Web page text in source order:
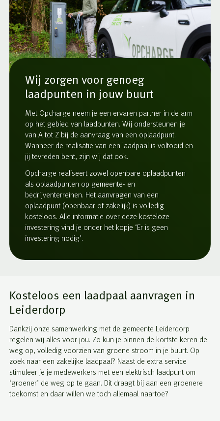
Wij zorgen voor genoeg
laadpunten in jouw buurt
Met Opcharge neem je een ervaren partner in de arm
op het gebied van laadpunten. Wij ondersteunen je
van A tot Z bij de aanvraag van een oplaadpunt.
Wanneer de realisatie van een laadpaal is voltooid en
jij tevreden bent, zijn wij dat ook.
Opcharge realiseert zowel openbare oplaadpunten
als oplaadpunten op gemeente- en
bedrijventerreinen. Het aanvragen van een
oplaadpunt (openbaar of zakelijk) is volledig
kosteloos. Alle informatie over deze kosteloze
investering vind je onder het kopje ‘Er is geen
investering nodig’.
Kosteloos een laadpaal aanvragen in
Leiderdorp
Dankzij onze samenwerking met de gemeente Leiderdorp
regelen wij alles voor jou. Zo kun je binnen de kortste keren de
weg op, volledig voorzien van groene stroom in je buurt. Op
zoek naar een zakelijke laadpaal? Naast de extra service
stimuleer je je medewerkers met een elektrisch laadpunt om
‘groener’ de weg op te gaan. Dit draagt bij aan een groenere
toekomst en daar willen we toch allemaal naartoe?